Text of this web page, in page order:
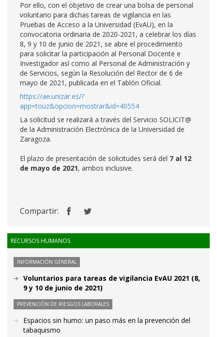
Por ello, con el objetivo de crear una bolsa de personal
voluntario para dichas tareas de vigilancia en las
Pruebas de Acceso a la Universidad (EvAU), en la
convocatoria ordinaria de 2020-2021, a celebrar los días
8, 9 y 10 de junio de 2021, se abre el procedimiento
para solicitar la participación al Personal Docente e
Investigador así como al Personal de Administración y
de Servicios, según la Resolución del Rector de 6 de
mayo de 2021, publicada en el Tablón Oficial.
https://ae.unizar.es/?
app=touz&opcion=mostrar&id=40554
La solicitud se realizará a través del Servicio SOLICIT@
de la Administración Electrónica de la Universidad de
Zaragoza.
El plazo de presentación de solicitudes será del 7 al 12
de mayo de 2021, ambos inclusive.
Compartir:
RECURSOS HUMANOS
INFORMACIÓN GENERAL
Voluntarios para tareas de vigilancia EvAU 2021 (8,
9 y 10 de junio de 2021)
PREVENCIÓN DE RIESGOS LABORALES
Espacios sin humo: un paso más en la prevención del
tabaquismo